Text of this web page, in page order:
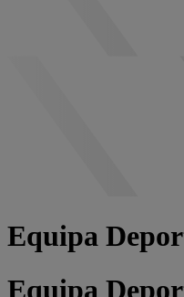
Equipa
Equipa